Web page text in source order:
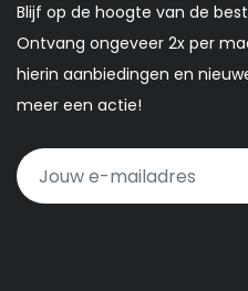
Blijf op de hoogte van de
Ontvang ongeveer 2x per
hierin aanbiedingen en
meer een actie!